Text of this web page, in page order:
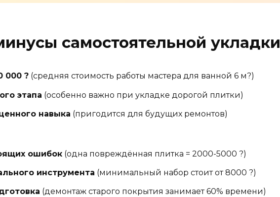
самостоятельной укладки
000 ? (средняя стоимость работы мастера для ванной 6 м?)
этапа (особенно важно при укладке дорогой плитки)
навыка (пригодится для будущих ремонтов)
ошибок (одна повреждённая плитка = 2000-5000 ?)
инструмента (минимальный набор стоит от 8000 ?)
(демонтаж старого покрытия занимает 60% времени)